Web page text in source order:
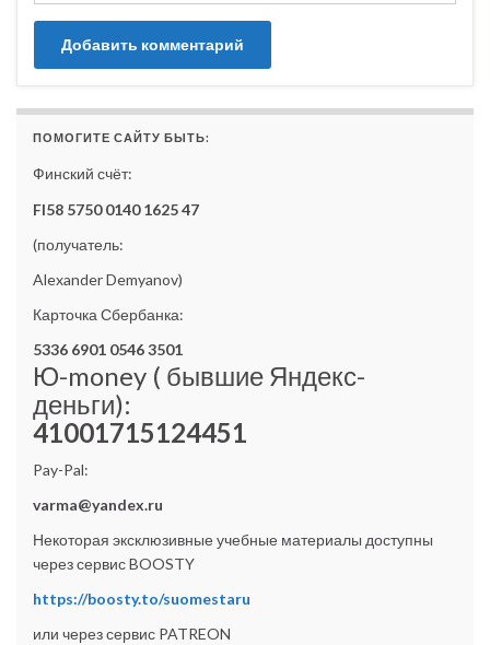
ПОМОГИТЕ САЙТУ БЫТЬ:
Финский счёт:
FI58 5750 0140 1625 47
(получатель:
Alexander Demyanov)
Карточка Сбербанка:
5336 6901 0546 3501
Ю-money ( бывшие Яндекс-
деньги):
41001715124451
Pay-Pal:
varma@yandex.ru
Некоторая эксклюзивные учебные материалы доступны
через сервис BOOSTY
https://boosty.to/suomestaru
или через сервис PATREON